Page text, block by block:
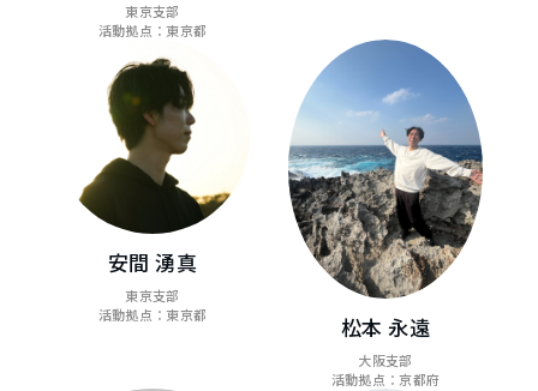
東京支部
活動拠点：東京都
安間 湧真
東京支部
活動拠点：東京都
松本 永遠
大阪支部
活動拠点：京都府